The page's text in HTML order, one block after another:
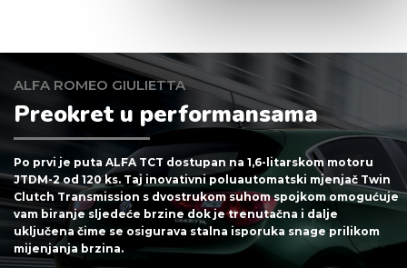
ALFA ROMEO GIULIETTA
Preokret u performansama
Po prvi je puta ALFA TCT dostupan na 1,6-litarskom motoru
JTDM-2 od 120 ks. Taj inovativni poluautomatski mjenjač Twin
Clutch Transmission s dvostrukom suhom spojkom omogućuje
vam biranje sljedeće brzine dok je trenutačna i dalje
uključena čime se osigurava stalna isporuka snage prilikom
mijenjanja brzina.